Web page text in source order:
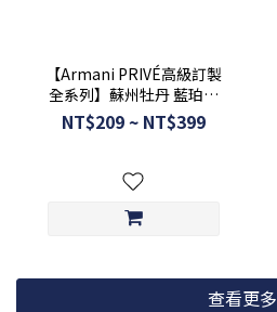
【Armani PRIVÉ高級訂製
全系列】蘇州牡丹 藍珀青
金石 紐約 巴比倫香根草 嫣
紅孔雀石 沾式 裸管
NT$209 ~ NT$399
查看更多